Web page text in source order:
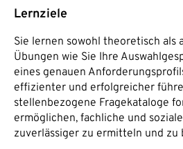
Lernziele
Sie lernen sowohl theoretisch als
Übungen wie Sie Ihre
eines genauen
effizienter und erfolgreicher
stellenbezogene Fragekataloge
ermöglichen, fachliche und
zuverlässiger zu ermitteln und zu